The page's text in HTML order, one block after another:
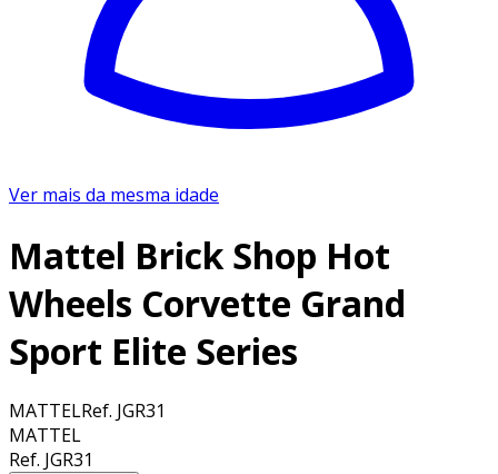
Ver mais da mesma idade
Mattel Brick Shop Hot
Wheels Corvette Grand
Sport Elite Series
MATTELRef. JGR31
MATTEL
Ref. JGR31